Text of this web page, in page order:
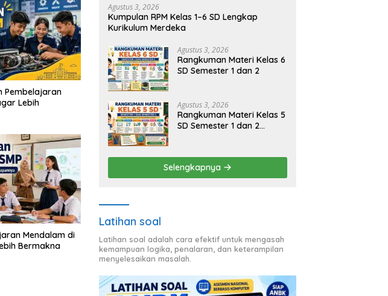
Pembelajaran
Lebih
Mendalam di
Bermakna
Agustus 3, 2026
Kumpulan RPM Kelas 1–6 SD Lengkap
Kurikulum Merdeka
Agustus 3, 2026
Rangkuman Materi Kelas 6
SD Semester 1 dan 2
Agustus 3, 2026
Rangkuman Materi Kelas 5
SD Semester 1 dan 2
Selengkapnya
Latihan soal
Latihan soal adalah cara efektif untuk mengasah
kemampuan logika, penalaran, dan keterampilan
menyelesaikan masalah.